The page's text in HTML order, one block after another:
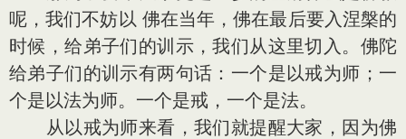
呢，我们不妨以 佛在当年，佛在最后要入涅槃的
时候，给弟子们的训示，我们从这里切入。佛陀
给弟子们的训示有两句话：一个是以戒为师；一
个是以法为师。一个是戒，一个是法。
从以戒为师来看，我们就提醒大家，因为佛